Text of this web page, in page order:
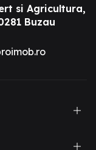
si Agricultura,
Buzau